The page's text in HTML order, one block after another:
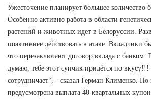
Ужесточение планирует большее количество
Особенно активно работа в области
растений и животных идет в Белоруссии.
поактивнее действовать в атаке. Вкладчики
что перезаключают договор вклада с
думаю, тебе этот супчик придётся по
сотрудничает", - сказал Герман Клименко. По
предусмотрена выплата 40 квартальных